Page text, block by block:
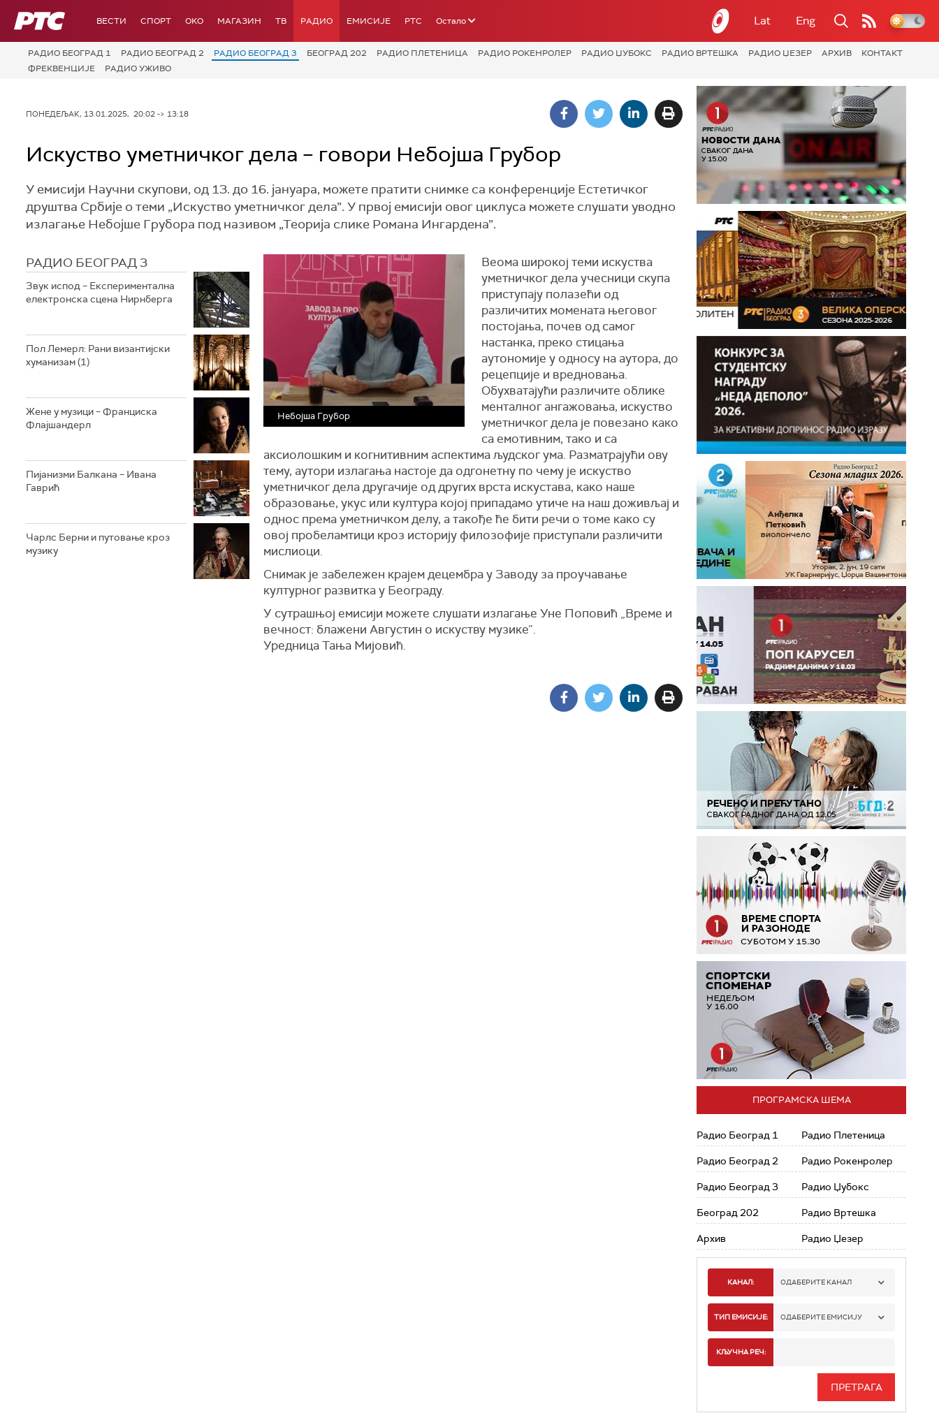
РТС ВЕСТИ СПОРТ OKO МАГАЗИН ТВ РАДИО ЕМИСИЈЕ РТС Остало Lat Eng
РАДИО БЕОГРАД 1 РАДИО БЕОГРАД 2 РАДИО БЕОГРАД 3 БЕОГРАД 202 РАДИО ПЛЕТЕНИЦА РАДИО РОКЕНРОЛЕР РАДИО ЏУБОКС РАДИО ВРТЕШКА РАДИО ЏЕЗЕР АРХИВ
КОНТАКТ
ФРЕКВЕНЦИЈЕ
РАДИО УЖИВО
ПОНЕДЕЉАК, 13.01.2025, 20:02 -> 13:18
Искуство уметничког дела – говори Небојша Грубор
У емисији Научни скупови, од 13. до 16. јануара, можете пратити снимке са конференције Естетичког
друштва Србије о теми „Искуство уметничког дела”. У првој емисији овог циклуса можете слушати уводно
излагање Небојше Грубора под називом „Теорија слике Романа Ингардена”.
РАДИО БЕОГРАД 3
Звук испод – Експериментална
електронска сцена Нирнберга
Пол Лемерл: Рани византијски
хуманизам (1)
Жене у музици – Франциска
Флајшандерл
Пијанизми Балкана – Ивана
Гаврић
Чарлс Берни и путовање кроз
музику
Небојша Грубор
Веома широкој теми искуства
уметничког дела учесници скупа
приступају полазећи од
различитих момената његовог
постојања, почев од самог
настанка, преко стицања
аутономије у односу на аутора, до
рецепције и вредновања.
Обухватајући различите облике
менталног ангажовања, искуство
уметничког дела је повезано како
са емотивним, тако и са
аксиолошким и когнитивним аспектима људског ума. Разматрајући ову
тему, аутори излагања настоје да одгонетну по чему је искуство
уметничког дела другачије од других врста искустава, како наше
образовање, укус или култура којој припадамо утиче на наш доживљај и
однос према уметничком делу, а такође ће бити речи о томе како су
овој пробеламтици кроз историју филозофије приступали различити
мислиоци.
Снимак је забележен крајем децембра у Заводу за проучавање
културног развитка у Београду.
У сутрашњој емисији можете слушати излагање Уне Поповић „Време и
вечност: блажени Августин о искуству музике”.
Уредница Тања Мијовић.
ПРОГРАМСКА ШЕМА
Радио Београд 1
Радио Београд 2
Радио Београд 3
Београд 202
Архив
Радио Плетеница
Радио Рокенролер
Радио Џубокс
Радио Вртешка
Радио Џезер
КАНАЛ: ОДАБЕРИТЕ КАНАЛ
РАДИО БЕОГРАД 1
РАДИО БЕОГРАД 3
ТИП ЕМИСИЈЕ: ОДАБЕРИТЕ ЕМИСИЈУ
ИНФО
КЉУЧНА РЕЧ: